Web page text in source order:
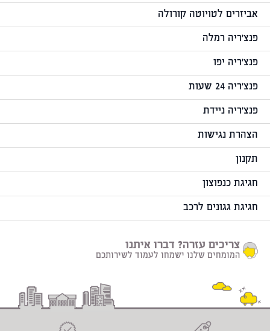
אביזרים לטויוטה קורולה
פנצ'ריה רמלה
פנצ'ריה יפו
פנצ'ריה 24 שעות
פנצ'ריה ניידת
הצהרת נגישות
תקנון
חגיגת כנפוצון
חגיגת גגונים לרכב
צריכים עזרה? דברו איתנו
המומחים שלנו ישמחו לעמוד לשירותכם